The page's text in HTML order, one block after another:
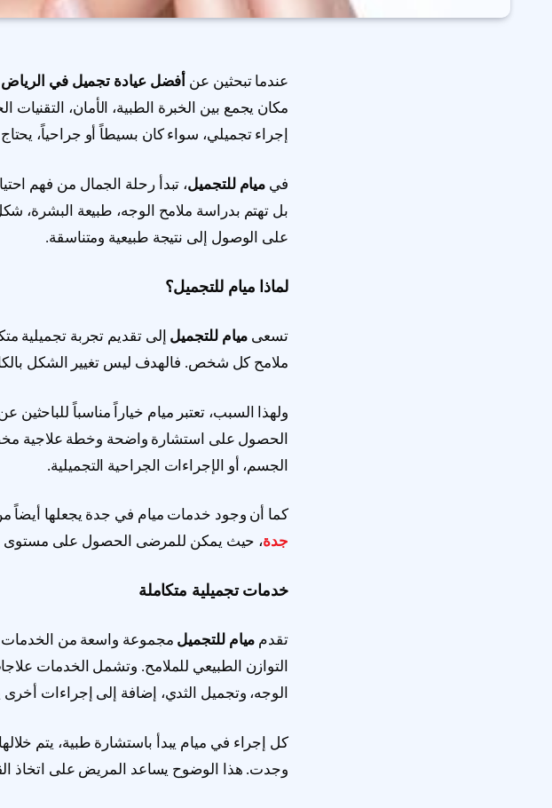
عندما تبحثين عن أفضل عيادة تجميل في الرياض
مكان يجمع بين الخبرة الطبية، الأمان،
إجراء تجميلي، سواء كان بسيطاً أو جراحياً،
في ميام للتجميل، تبدأ رحلة الجمال من فهم
بل تهتم بدراسة ملامح الوجه، طبيعة البشرة،
على الوصول إلى نتيجة طبيعية ومتناسقة.
لماذا ميام للتجميل؟
تسعى ميام للتجميل إلى تقديم تجربة تجميلية
ملامح كل شخص. فالهدف ليس تغيير الشكل
ولهذا السبب، تعتبر ميام خياراً مناسباً للباحثين
الحصول على استشارة واضحة وخطة علاجية
الجسم، أو الإجراءات الجراحية التجميلية.
كما أن وجود خدمات ميام في جدة يجعلها أيضاً
جدة، حيث يمكن للمرضى الحصول على مستوى
خدمات تجميلية متكاملة
تقدم ميام للتجميل مجموعة واسعة من الخدمات
التوازن الطبيعي للملامح. وتشمل الخدمات
الوجه، وتجميل الثدي، إضافة إلى إجراءات
كل إجراء في ميام يبدأ باستشارة طبية، يتم
وجدت. هذا الوضوح يساعد المريض على اتخاذ